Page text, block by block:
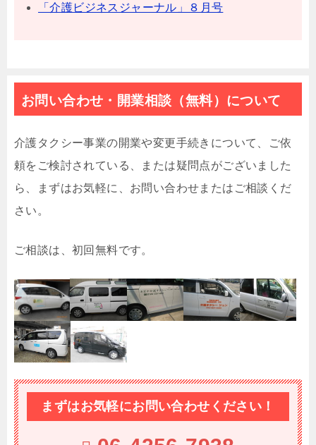
「介護ビジネスジャーナル」８月号
お問い合わせ・開業相談（無料）について
介護タクシー事業の開業や変更手続きについて、ご依
頼をご検討されている、または疑問点がございました
ら、まずはお気軽に、お問い合わせまたはご相談くだ
さい。
ご相談は、初回無料です。
まずはお気軽にお問い合わせください！